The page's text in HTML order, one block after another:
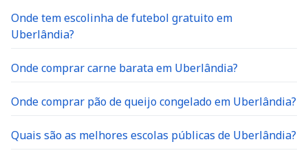
Onde tem escolinha de futebol gratuito em
Uberlândia?
Onde comprar carne barata em Uberlândia?
Onde comprar pão de queijo congelado em Uberlândia?
Quais são as melhores escolas públicas de Uberlândia?